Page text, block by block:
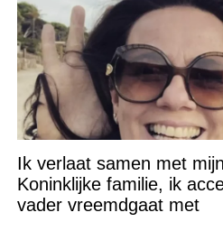
Ik verlaat samen met
Koninklijke familie, ik
vader vreemdgaat met